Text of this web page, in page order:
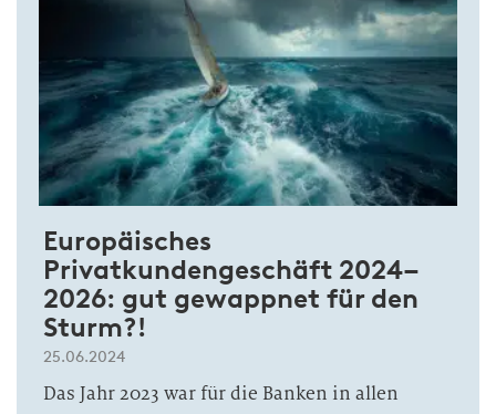
Europäisches
Privatkundengeschäft 2024–
2026: gut gewappnet für den
Sturm?!
25.06.2024
Das Jahr 2023 war für die Banken in allen